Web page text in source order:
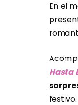
En el
Hasta
festivo.